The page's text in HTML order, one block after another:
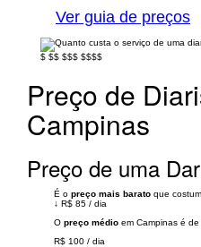
Ver guia de preços
$ $$ $$$ $$$$
Preço de
Campinas
Preço de uma
É o preço mais barato que
↓ R$ 85 / dia
O preço médio em Campinas é de
R$ 100 / dia